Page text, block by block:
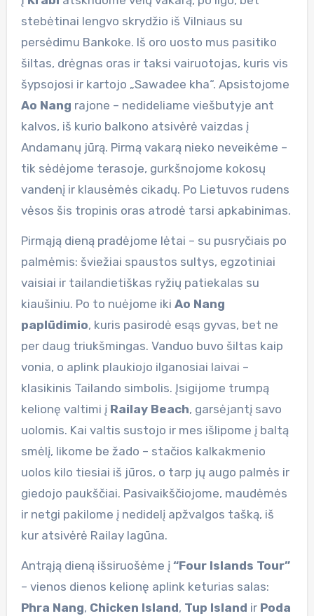
stebėtinai lengvo skrydžio iš Vilniaus su
persėdimu Bankoke. Iš oro uosto mus pasitiko
šiltas, drėgnas oras ir taksi vairuotojas, kuris vis
šypsojosi ir kartojo „Sawadee kha“. Apsistojome
Ao Nang rajone – nedideliame viešbutyje ant
kalvos, iš kurio balkono atsivėrė vaizdas į
Andamanų jūrą. Pirmą vakarą nieko neveikėme –
tik sėdėjome terasoje, gurkšnojome kokosų
vandenį ir klausėmės cikadų. Po Lietuvos rudens
vėsos šis tropinis oras atrodė tarsi apkabinimas.
Pirmąją dieną pradėjome lėtai – su pusryčiais po
palmėmis: šviežiai spaustos sultys, egzotiniai
vaisiai ir tailandietiškas ryžių patiekalas su
kiaušiniu. Po to nuėjome iki Ao Nang
paplūdimio, kuris pasirodė esąs gyvas, bet ne
per daug triukšmingas. Vanduo buvo šiltas kaip
vonia, o aplink plaukiojo ilganosiai laivai –
klasikinis Tailando simbolis. Įsigijome trumpą
kelionę valtimi į Railay Beach, garsėjantį savo
uolomis. Kai valtis sustojo ir mes išlipome į baltą
smėlį, likome be žado – stačios kalkakmenio
uolos kilo tiesiai iš jūros, o tarp jų augo palmės ir
giedojo paukščiai. Pasivaikščiojome, maudėmės
ir netgi pakilome į nedidelį apžvalgos tašką, iš
kur atsivėrė Railay lagūna.
Antrąją dieną išsiruošėme į “Four Islands Tour”
– vienos dienos kelionę aplink keturias salas:
Phra Nang, Chicken Island, Tup Island ir Poda